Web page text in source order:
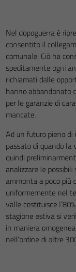
Nel dopoguerra è
consentito il
comunale. Ciò ha
speditamente ogni
richiamati dalle
hanno abbandonato
per le garanzie di
mancate.
Ad un futuro pieno di
passato di quando la
quindi
analizzare le
ammonta a poco più
uniformemente nel
valle costituisce
stagione estiva si
in maniera
nell’ordine di oltre